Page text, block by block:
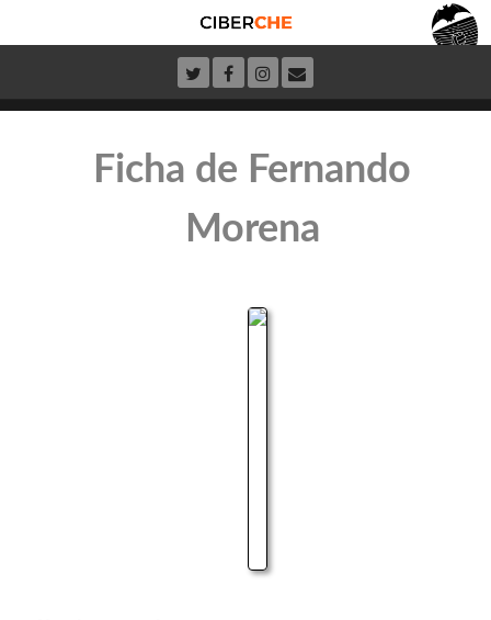
Ficha de Fernando
Morena